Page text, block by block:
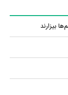
بیزارند